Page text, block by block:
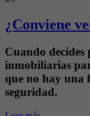
¿Conviene
Cuando decides
inmobiliarias
que no hay una
seguridad.